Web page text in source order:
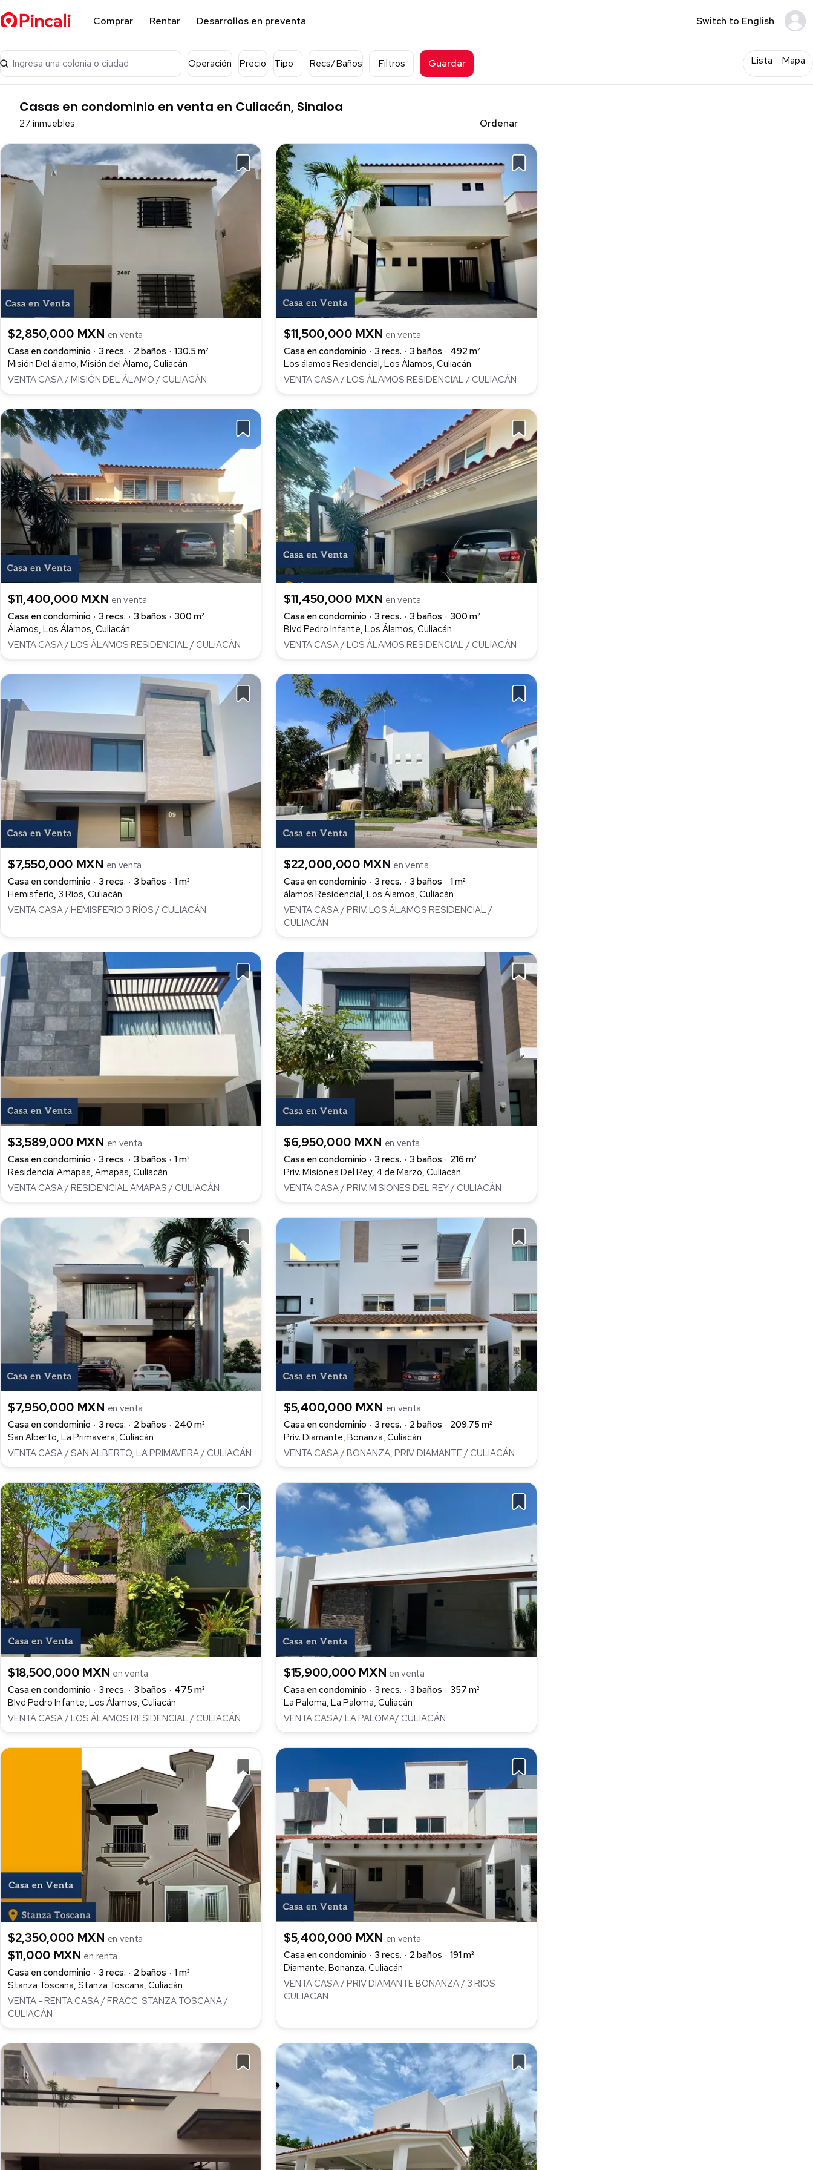
Comprar Rentar Desarrollos en preventa Switch to English
Ingresa una colonia o ciudad Operación Precio Tipo Recs/Baños Filtros Guardar Lista Mapa
Casas en condominio en venta en Culiacán, Sinaloa
27 inmuebles Ordenar
$2,850,000 MXN en venta
Casa en condominio
3 recs. 2 baños
130.5 m²
Misión Del álamo, Misión del Álamo, Culiacán
VENTA CASA / MISIÓN DEL ÁLAMO / CULIACÁN
$11,500,000 MXN en venta
Casa en condominio
3 recs. 3 baños
492 m²
Los álamos Residencial, Los Álamos, Culiacán
VENTA CASA / LOS ÁLAMOS RESIDENCIAL / CULIACÁN
$11,400,000 MXN en venta
Casa en condominio
3 recs. 3 baños
300 m²
Álamos, Los Álamos, Culiacán
VENTA CASA / LOS ÁLAMOS RESIDENCIAL / CULIACÁN
$11,450,000 MXN en venta
Casa en condominio
3 recs. 3 baños
300 m²
Blvd Pedro Infante, Los Álamos, Culiacán
VENTA CASA / LOS ÁLAMOS RESIDENCIAL / CULIACÁN
$7,550,000 MXN en venta
Casa en condominio
3 recs. 3 baños
1 m²
Hemisferio, 3 Ríos, Culiacán
VENTA CASA / HEMISFERIO 3 RÍOS / CULIACÁN
$22,000,000 MXN en venta
Casa en condominio
3 recs. 3 baños
1 m²
álamos Residencial, Los Álamos, Culiacán
VENTA CASA / PRIV. LOS ÁLAMOS RESIDENCIAL /
CULIACÁN
$3,589,000 MXN en venta
Casa en condominio
3 recs. 3 baños
1 m²
Residencial Amapas, Amapas, Culiacán
VENTA CASA / RESIDENCIAL AMAPAS / CULIACÁN
$6,950,000 MXN en venta
Casa en condominio
3 recs. 3 baños
216 m²
Priv. Misiones Del Rey, 4 de Marzo, Culiacán
VENTA CASA / PRIV. MISIONES DEL REY / CULIACÁN
$7,950,000 MXN en venta
Casa en condominio
3 recs. 2 baños
240 m²
San Alberto, La Primavera, Culiacán
VENTA CASA / SAN ALBERTO, LA PRIMAVERA / CULIACÁN
$5,400,000 MXN en venta
Casa en condominio
3 recs. 2 baños
209.75 m²
Priv. Diamante, Bonanza, Culiacán
VENTA CASA / BONANZA, PRIV. DIAMANTE / CULIACÁN
$18,500,000 MXN en venta
Casa en condominio
3 recs. 3 baños
475 m²
Blvd Pedro Infante, Los Álamos, Culiacán
VENTA CASA / LOS ÁLAMOS RESIDENCIAL / CULIACÁN
$15,900,000 MXN en venta
Casa en condominio
3 recs. 3 baños
357 m²
La Paloma, La Paloma, Culiacán
VENTA CASA/ LA PALOMA/ CULIACÁN
$2,350,000 MXN en venta
$11,000 MXN en renta
Casa en condominio
3 recs. 2 baños
1 m²
Stanza Toscana, Stanza Toscana, Culiacán
VENTA - RENTA CASA / FRACC. STANZA TOSCANA /
CULIACÁN
$5,400,000 MXN en venta
Casa en condominio
3 recs. 2 baños
191 m²
Diamante, Bonanza, Culiacán
VENTA CASA / PRIV DIAMANTE BONANZA / 3 RIOS
CULIACAN